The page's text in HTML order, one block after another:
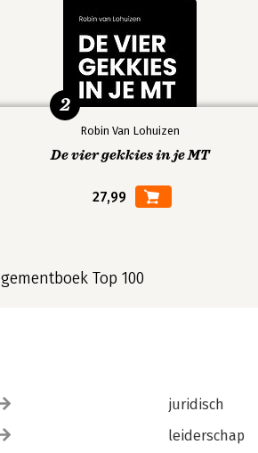
Robin Van Lohuizen
De vier gekkies in je MT
27,99
2
Top 100
juridisch
leiderschap